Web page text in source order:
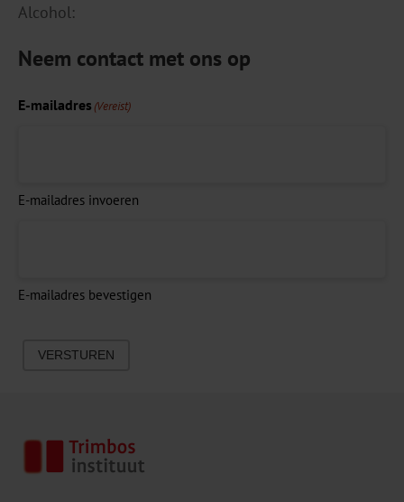
Alcohol:
Neem contact met ons op
E-mailadres (Vereist)
E-mailadres invoeren
E-mailadres bevestigen
VERSTUREN